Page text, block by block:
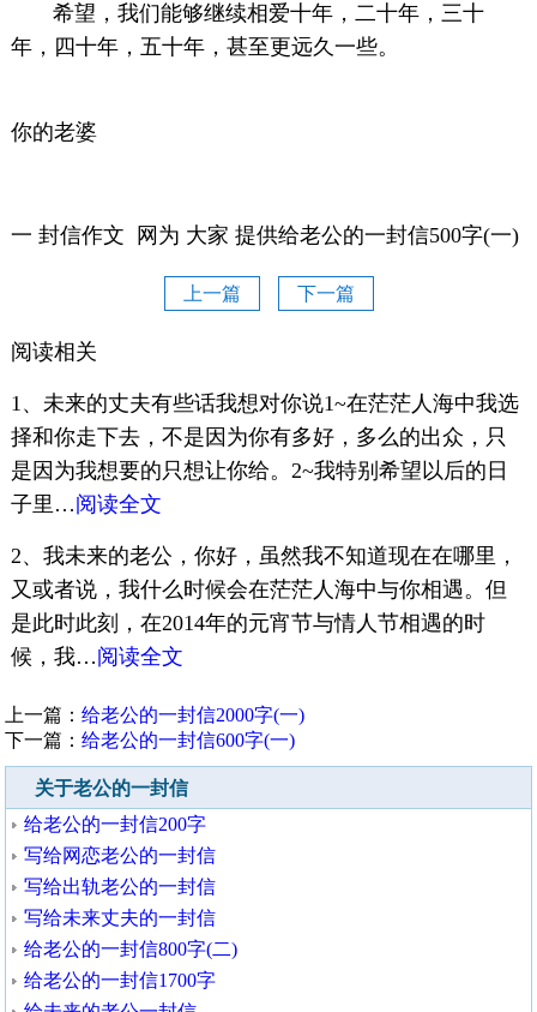
希望，我们能够继续相爱十年，二十年，三十
年，四十年，五十年，甚至更远久一些。
你的老婆
一 封信作文 网为 大家 提供给老公的一封信500字(一)
上一篇 下一篇
阅读相关
1、未来的丈夫有些话我想对你说1~在茫茫人海中我选
择和你走下去，不是因为你有多好，多么的出众，只
是因为我想要的只想让你给。2~我特别希望以后的日
子里…阅读全文
2、我未来的老公，你好，虽然我不知道现在在哪里，
又或者说，我什么时候会在茫茫人海中与你相遇。但
是此时此刻，在2014年的元宵节与情人节相遇的时
候，我…阅读全文
上一篇：给老公的一封信2000字(一)
下一篇：给老公的一封信600字(一)
关于老公的一封信
给老公的一封信200字
写给网恋老公的一封信
写给出轨老公的一封信
写给未来丈夫的一封信
给老公的一封信800字(二)
给老公的一封信1700字